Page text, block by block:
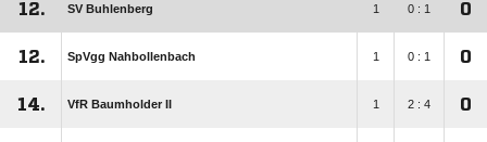
12. SV Buhlenberg 1 0 : 1 0
12. SpVgg Nahbollenbach 1 0 : 1 0
14. VfR Baumholder II 1 2 : 4 0